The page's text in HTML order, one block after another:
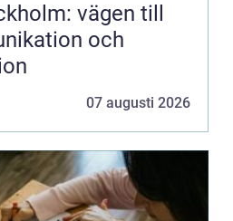
vägen till
och
07 augusti 2026